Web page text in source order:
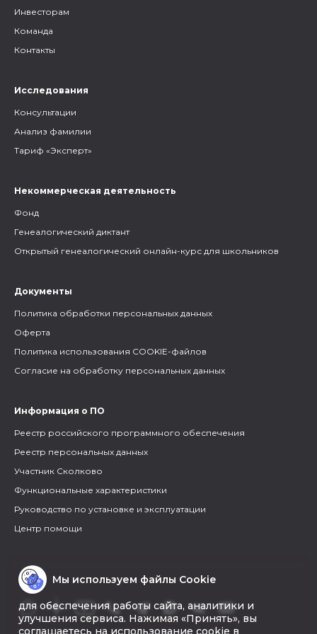
Инвесторам
Команда
Контакты
Исследования
Консультации
Анализ фамилии
Тариф «Эксперт»
Некоммерческая деятельность
Фонд
Генеалогический диктант
Открытый генеалогический онлайн-курс для школьников
Документы
Политика обработки персональных данных
Оферта
Политика использования COOKIE-файлов
Согласие на обработку персональных данных
Информация о ПО
Реестр российского программного обеспечения
Реестр персональных данных
Участник Сколково
Функциональные характеристики
Руководство по установке и эксплуатации
Центр помощи
Мы используем файлы Cookie
для обеспечения работы сайта, аналитики и
улучшения сервиса. Нажимая «Принять», вы
соглашаетесь на использование cookie в